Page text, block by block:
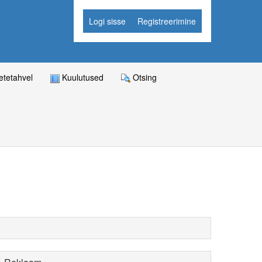
Logi sisse Registreerimine
Kuulutused Otsing